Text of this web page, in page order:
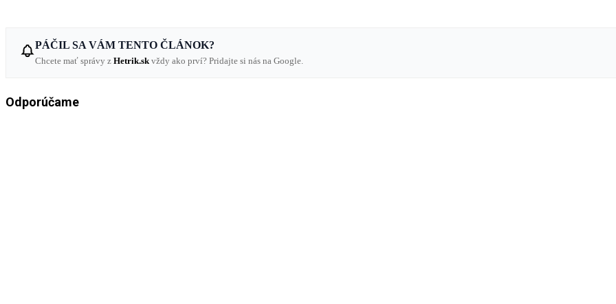
PÁČIL SA VÁM TENTO ČLÁNOK?
Chcete mať správy z Hetrik.sk vždy ako prví? Pridajte si nás na Google.
Odporúčame